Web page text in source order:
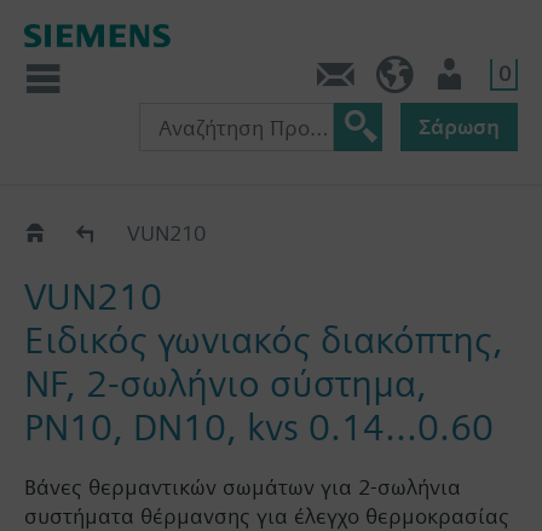
0
Σάρωση
VUN2..VUN210
VUN210
Ειδικός γωνιακός διακόπτης,
NF, 2-σωλήνιο σύστημα,
PN10, DN10, kvs 0.14...0.60
Βάνες θερμαντικών σωμάτων για 2-σωλήνια
συστήματα θέρμανσης για έλεγχο θερμοκρασίας